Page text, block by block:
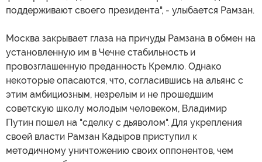
поддерживают своего президента", - улыбается Рамзан.
Москва закрывает глаза на причуды Рамзана в обмен на
установленную им в Чечне стабильность и
провозглашенную преданность Кремлю. Однако
некоторые опасаются, что, согласившись на альянс с
этим амбициозным, незрелым и не прошедшим
советскую школу молодым человеком, Владимир
Путин пошел на "сделку с дьяволом". Для укрепления
своей власти Рамзан Кадыров приступил к
методичному уничтожению своих оппонентов, чем